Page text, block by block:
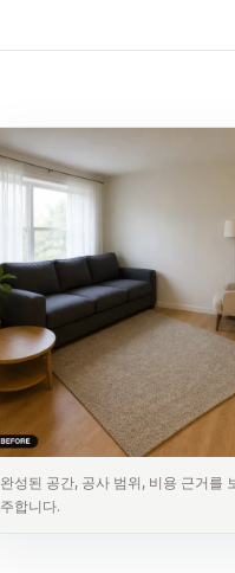
완성된 공간, 공사 범위, 비용 근거를
주합니다.